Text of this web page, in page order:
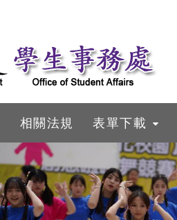
相關法規 表單下載